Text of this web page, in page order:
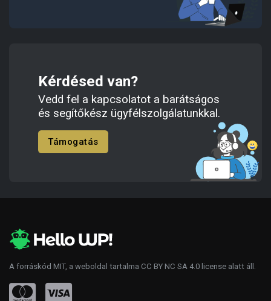
Kérdésed van?
Vedd fel a kapcsolatot a barátságos
és segítőkész ügyfélszolgálatunkkal.
Támogatás
A forráskód MIT, a weboldal tartalma CC BY NC SA 4.0 license alatt áll.